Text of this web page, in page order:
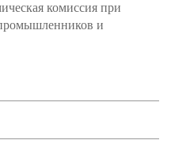
комиссия при
и